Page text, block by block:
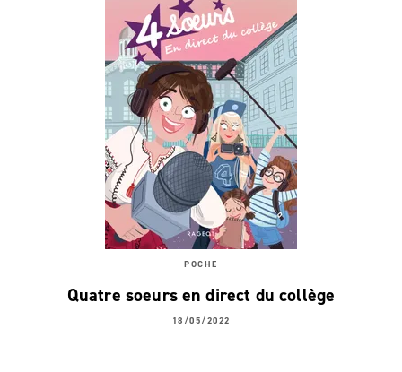
POCHE
Quatre soeurs en direct du collège
18/05/2022